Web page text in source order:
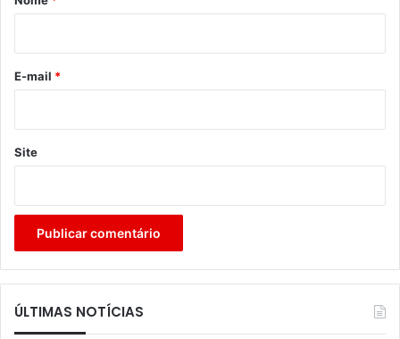
*
E-mail *
Site
ÚLTIMAS NOTÍCIAS